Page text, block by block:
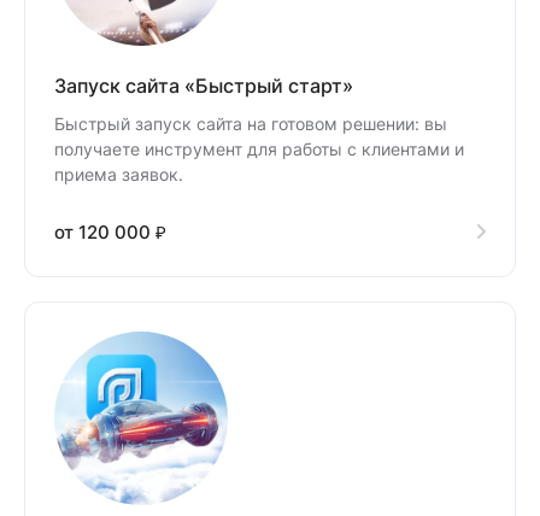
Запуск сайта «Быстрый старт»
Быстрый запуск сайта на готовом решении: вы
получаете инструмент для работы с клиентами и
приема заявок.
от 120 000 ₽